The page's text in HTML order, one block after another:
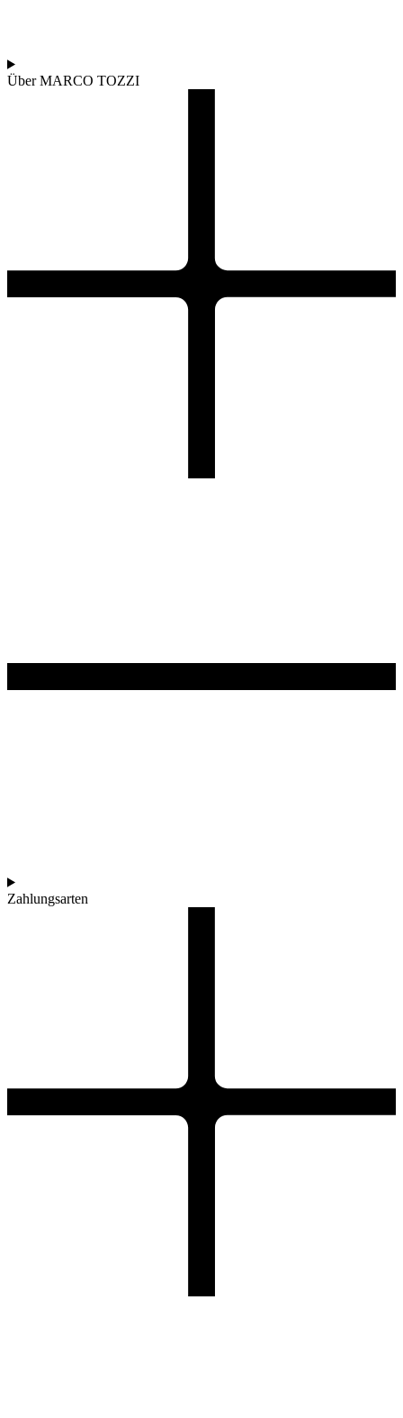
Über MARCO TOZZI
Zahlungsarten